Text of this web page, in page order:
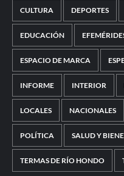
CULTURA DEPORTES
EDUCACIÓN
ESPACIO DE MARCA
INFORME INTERIOR
LOCALES NACIONALES
POLÍTICA SALUD Y
TERMAS DE RÍO HONDO